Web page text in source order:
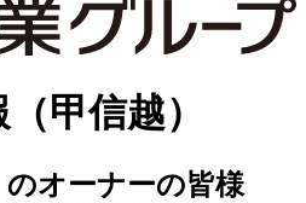
甲信越）
のオーナーの皆様